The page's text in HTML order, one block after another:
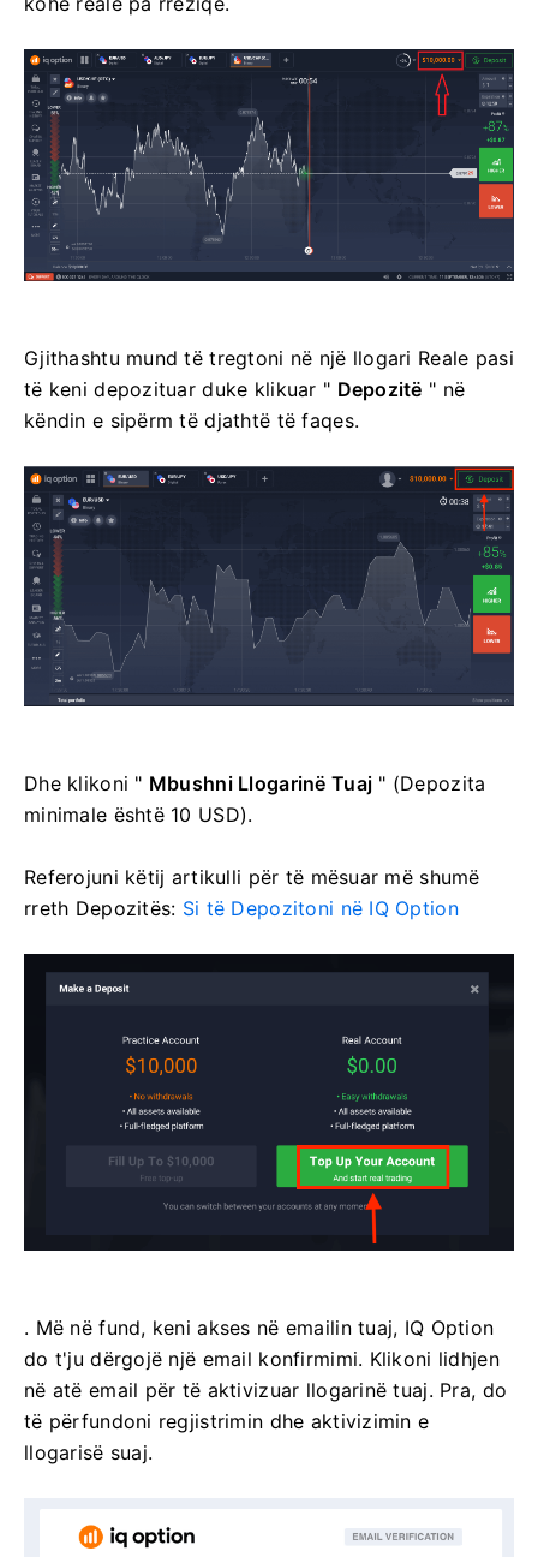
Gjithashtu mund të tregtoni në një llogari Reale pasi
të keni depozituar duke klikuar " Depozitë " në
këndin e sipërm të djathtë të faqes.
Dhe klikoni " Mbushni Llogarinë Tuaj " (Depozita
minimale është 10 USD).
Referojuni këtij artikulli për të mësuar më shumë
rreth Depozitës: Si të Depozitoni në IQ Option
. Më në fund, keni akses në emailin tuaj, IQ Option
do t'ju dërgojë një email konfirmimi. Klikoni lidhjen
në atë email për të aktivizuar llogarinë tuaj. Pra, do
të përfundoni regjistrimin dhe aktivizimin e
llogarisë suaj.